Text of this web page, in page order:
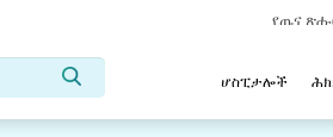
የጤና
ሆስፒታሎች